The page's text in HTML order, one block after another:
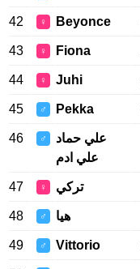
42 ♀ Beyonce
43 ♀ Fiona
44 ♀ Juhi
45 ♂ Pekka
46 ♂
علي حماد
علي ادم
47 ♀ تركي
48 ♂ هيا
49 ♂ Vittorio